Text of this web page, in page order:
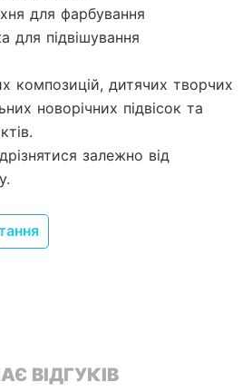
для фарбування
для підвішування
композицій, дитячих творчих
новорічних підвісок та
залежно від
ВІДГУКІВ